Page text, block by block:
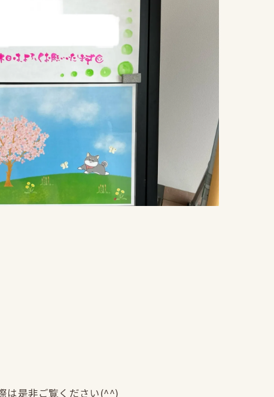
は是非ご覧ください(^^)